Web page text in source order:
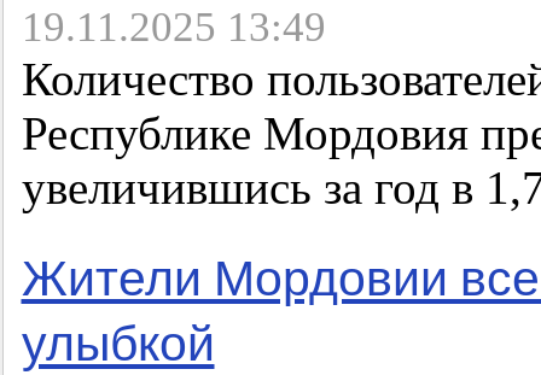
19.11.2025 13:49
Количество
Республике Мордовия
увеличившись за год в
Жители Мордовии
улыбкой